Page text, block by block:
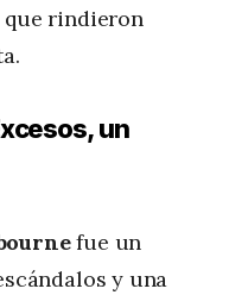
que rindieron
un
fue un
y una